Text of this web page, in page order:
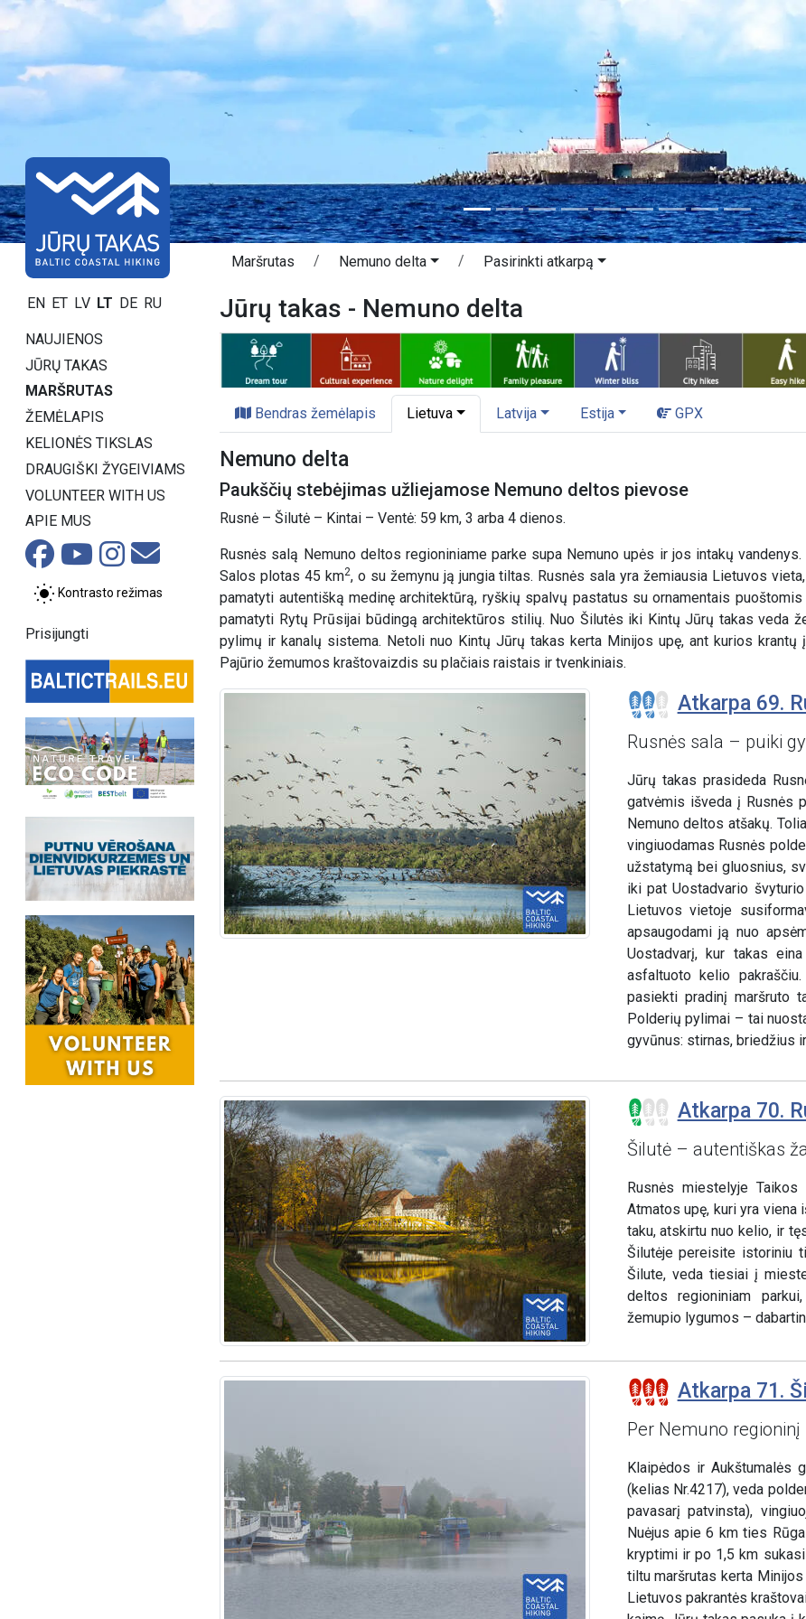
EN ET LV LT DE RU
NAUJIENOS
JŪRŲ TAKAS
MARŠRUTAS
ŽEMĖLAPIS
KELIONĖS TIKSLAS
DRAUGIŠKI ŽYGEIVIAMS
VOLUNTEER WITH US
APIE MUS
Kontrasto režimas
Prisijungti
Maršrutas Nemuno delta Pasirinkti atkarpą
Jūrų takas - Nemuno delta
Bendras žemėlapis Lietuva Latvija Estija GPX
Nemuno delta
Paukščių stebėjimas užliejamose Nemuno deltos pievose
Rusnė – Šilutė – Kintai – Ventė: 59 km, 3 arba 4 dienos.
Rusnės salą Nemuno deltos regioniniame parke supa Nemuno upės ir jos intakų
Salos plotas 45 km2, o su žemynu ją jungia tiltas. Rusnės sala yra žemiausia Lietuvos
pamatyti autentišką medinę architektūrą, ryškių spalvų pastatus su ornamentais
pamatyti Rytų Prūsijai būdingą architektūros stilių. Nuo Šilutės iki Kintų Jūrų takas veda
pylimų ir kanalų sistema. Netoli nuo Kintų Jūrų takas kerta Minijos upę, ant kurios
Pajūrio žemumos kraštovaizdis su plačiais raistais ir tvenkiniais.
Atkarpa 69.
Rusnės sala – puiki
Jūrų takas prasideda
gatvėmis išveda į Rusnės
Nemuno deltos atšakų.
vingiuodamas Rusnės
užstatymą bei gluosnius,
iki pat Uostadvario
Lietuvos vietoje
apsaugodami ją nuo
Uostadvarį, kur takas
asfaltuoto kelio
pasiekti pradinį maršruto
Polderių pylimai – tai
gyvūnus: stirnas, briedžius
Atkarpa 70.
Šilutė – autentiškas
Rusnės miestelyje
Atmatos upę, kuri yra
taku, atskirtu nuo kelio, ir
Šilutėje pereisite istoriniu
Šilute, veda tiesiai į
deltos regioniniam
žemupio lygumos –
Atkarpa 71.
Per Nemuno regioninį
Klaipėdos ir Aukštumalės
(kelias Nr.4217), veda
pavasarį patvinsta),
Nuėjus apie 6 km ties
kryptimi ir po 1,5 km
tiltu maršrutas kerta
Lietuvos pakrantės